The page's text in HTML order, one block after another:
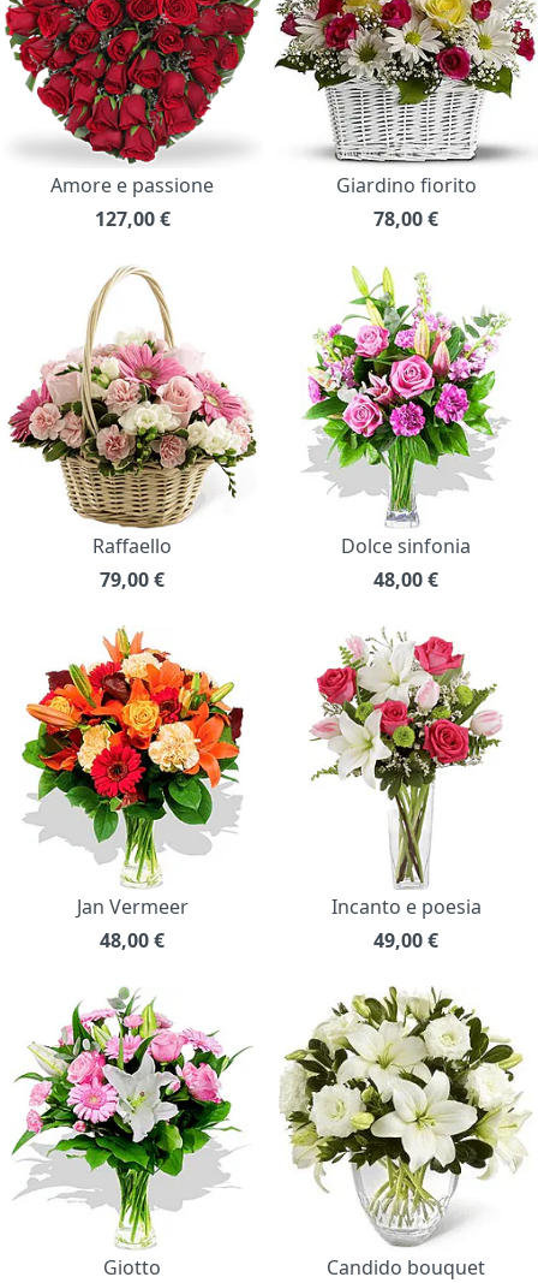
Amore e passione
127,00 €
Giardino fiorito
78,00€
Raffaello
79,00€
Dolce sinfonia
48,00€
Jan Vermeer
48,00€
Incanto e poesia
49,00€
Giotto
Candido bouquet